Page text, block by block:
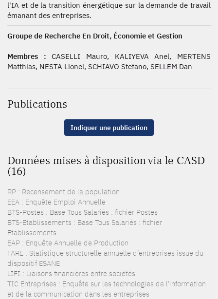
l'IA et de la transition énergétique sur la demande de travail
émanant des entreprises.
Groupe de Recherche En Droit, Économie et Gestion
Membres : CASELLI Mauro, KALIYEVA Anel, MERTENS
Matthias, NESTA Lionel, SCHIAVO Stefano, SELLEM Dan
Publications
Indiquer une publication
Données mises à disposition via le CASD
(16)
RP : Recensement de la population
EEA : Enquête Emploi Annuelle
BTS-Postes : Base Tous Salariés : fichier Postes
BTS-Etablissements : Base Tous Salariés : fichier
Etablissements
EAP : Enquête Annuelle de Production
FARE : Statistique structurelle annuelle d’entreprises issue du
dispositif ESANE
LIFI : Liaisons financières entre sociétés
TIC Entreprises : Enquête sur les technologies de l'information
et de la communication dans les entreprises